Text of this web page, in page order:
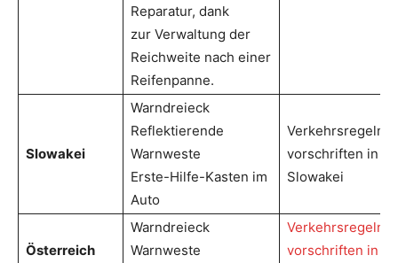
Reparatur, dank
zur Verwaltung der
Reichweite nach einer
Reifenpanne.
Slowakei
Warndreieck
Reflektierende
Warnweste
Erste-Hilfe-Kasten im
Auto
Verkehrsregeln
vorschriften in
Slowakei
Österreich
Warndreieck
Warnweste
Verkehrsregeln
vorschriften in